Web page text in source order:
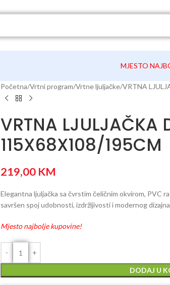
MJESTO
Početna Vrtni program Vrtne ljuljačke VRTNA
VRTNA
115X68X108/195CM
219,00 KM
Elegantna ljuljačka sa čvrstim čeličnim okvirom, PVC
savršen spoj udobnosti, izdržljivosti i modernog
Mjesto najbolje kupovine!
DODAJ U